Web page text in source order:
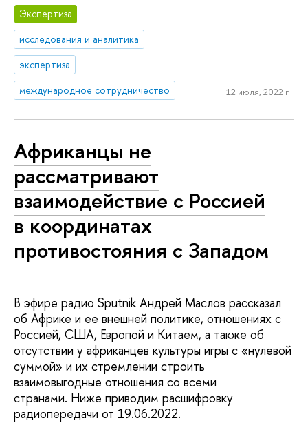
Экспертиза
исследования и аналитика
экспертиза
международное сотрудничество
12 июля, 2022 г.
Африканцы не
рассматривают
взаимодействие с Россией
в координатах
противостояния с Западом
В эфире радио Sputnik Андрей Маслов рассказал
об Африке и ее внешней политике, отношениях с
Россией, США, Европой и Китаем, а также об
отсутствии у африканцев культуры игры с «нулевой
суммой» и их стремлении строить
взаимовыгодные отношения со всеми
странами. Ниже приводим расшифровку
радиопередачи от 19.06.2022.